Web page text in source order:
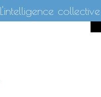
L'intelligence collective